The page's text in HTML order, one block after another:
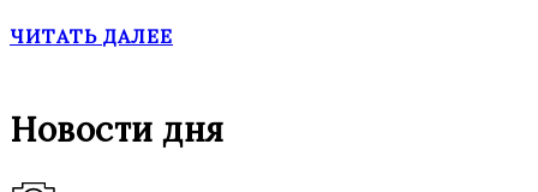
ЧИТАТЬ ДАЛЕЕ
Новости дня